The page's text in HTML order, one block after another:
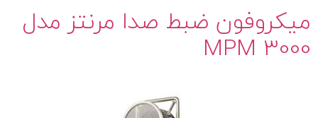
میکروفون ضبط صدا مرنتز مدل
MPM 3000